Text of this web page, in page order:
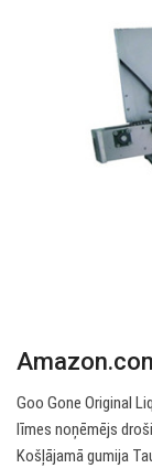
Goo Gone Original
līmes noņēmējs
Košļājamā gumija